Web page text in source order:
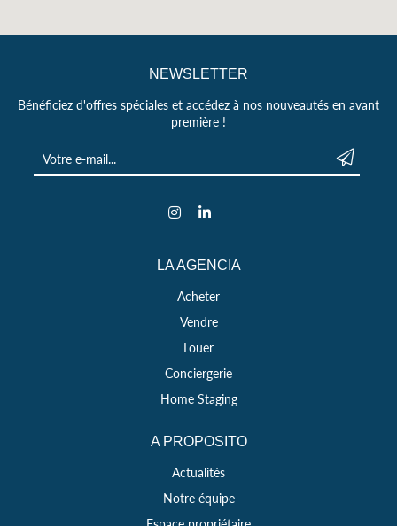
NEWSLETTER
Bénéficiez d'offres spéciales et accédez à nos nouveautés en avant
première !
Votre e-mail *
Envoyer
InstagramLinkedIn
LA AGENCIA
Acheter
Vendre
Louer
Conciergerie
Home Staging
A PROPOSITO
Actualités
Notre équipe